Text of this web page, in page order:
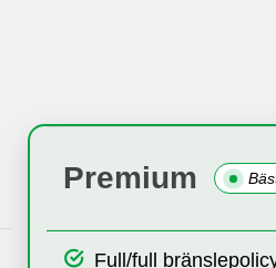
Premium
Full/full